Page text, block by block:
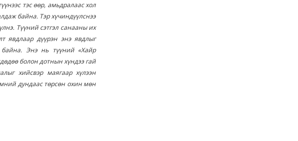
тэс өөр, амьдралаас хол
байна. Тэр хүчиндүүлснээ
Түүний сэтгэл санааны их
явдлаар дүүрэн энэ явдлыг
байна. Энэ нь түүний «Хайр
болон дотнын хүндээ гай
хийсвэр маягаар хүлээн
дундаас төрсөн охин мөн